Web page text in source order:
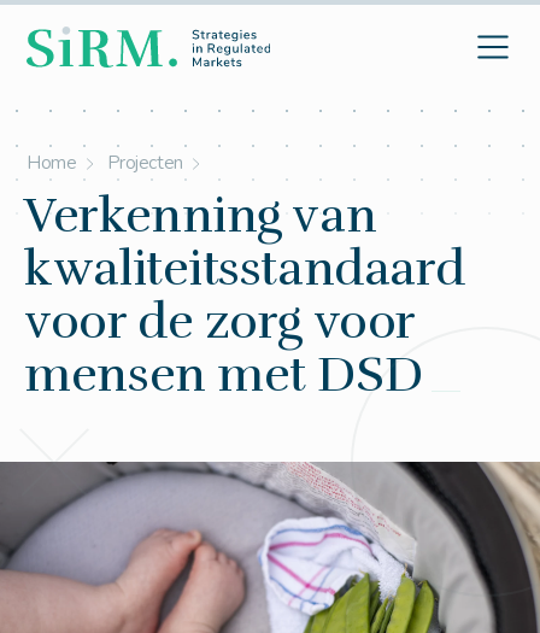
Home Projecten
Verkenning van
kwaliteitsstandaard
voor de zorg voor
mensen met DSD